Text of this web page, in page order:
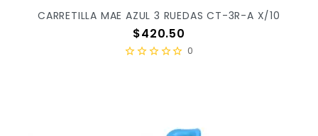
CARRETILLA MAE AZUL 3 RUEDAS CT-3R-A X/10
Precio
$420.50
0